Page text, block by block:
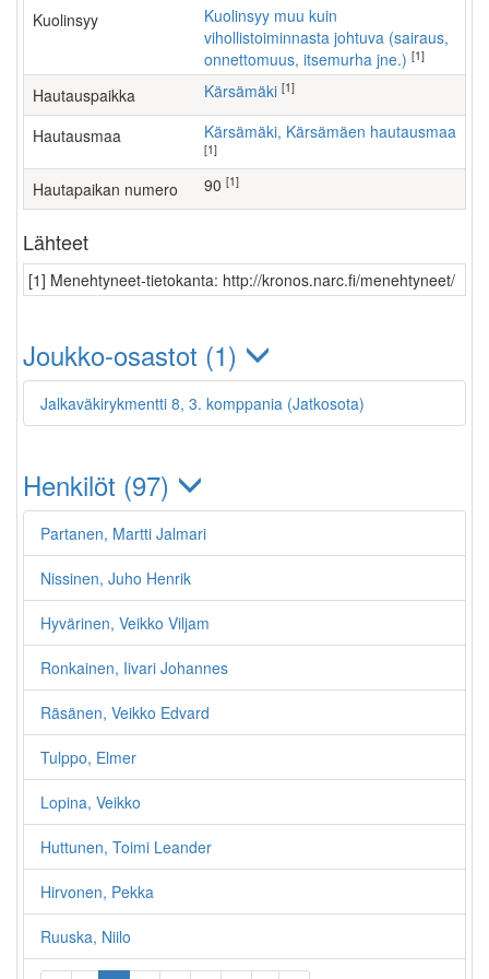
Kuolinsyy
Kuolinsyy muu kuin
vihollistoiminnasta johtuva (sairaus,
onnettomuus, itsemurha jne.) [1]
Hautauspaikka Kärsämäki [1]
Hautausmaa Kärsämäki, Kärsämäen hautausmaa
[1]
Hautapaikan numero 90 [1]
Lähteet
[1] Menehtyneet-tietokanta: http://kronos.narc.fi/menehtyneet/
Joukko-osastot (1)
Jalkaväkirykmentti 8, 3. komppania (Jatkosota)
Henkilöt (97)
Partanen, Martti Jalmari
Nissinen, Juho Henrik
Hyvärinen, Veikko Viljam
Ronkainen, Iivari Johannes
Räsänen, Veikko Edvard
Tulppo, Elmer
Lopina, Veikko
Huttunen, Toimi Leander
Hirvonen, Pekka
Ruuska, Niilo